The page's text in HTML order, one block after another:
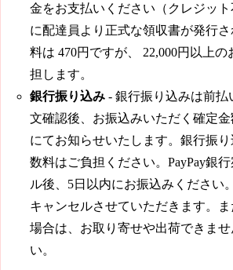
金をお支払いください（クレジッ
に配達員より正式な領収書が発行
料は 470円 ですが、 22,000円 以上の
担します。
銀行振り込み - 銀行振り込みは前払
文確認後、お振込みいただく確定
にてお知らせいたします。銀行振
数料はご負担ください。PayPay銀
ル後、5日以内にお振込みください
キャンセルさせていただきます。
場合は、お取り寄せや出荷できま
い。